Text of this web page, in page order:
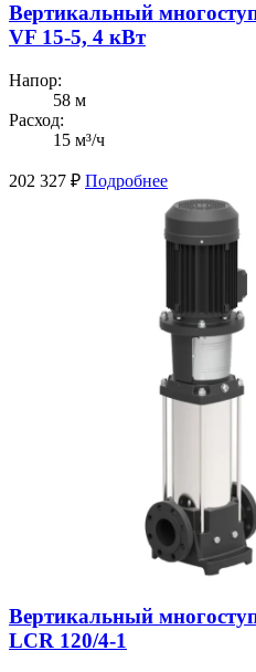
Вертикальный
VF 15-5, 4 кВт
Напор:
58 м
Расход:
15 м³/ч
202 327 ₽ Подробнее
Вертикальный
LCR 120/4-1